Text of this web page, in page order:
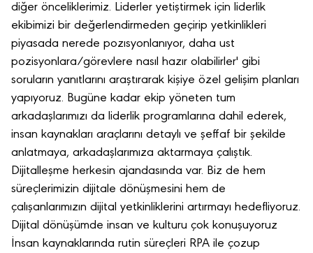
diğer önceliklerimiz. Liderler yetiştirmek için liderlik
ekibimizi bir değerlendirmeden geçirip yetkinlikleri
piyasada nerede pozısyonlanıyor, daha ust
pozisyonlara/görevlere nasıl hazır olabilirler' gibi
soruların yanıtlarını araştırarak kişiye özel gelişim planları
yapıyoruz. Bugüne kadar ekip yöneten tum
arkadaşlarımızı da liderlik programlarına dahil ederek,
insan kaynakları araçlarını detaylı ve şeffaf bir şekilde
anlatmaya, arkadaşlarımıza aktarmaya çalıştık.
Dijitalleşme herkesin ajandasında var. Biz de hem
süreçlerimizin dijitale dönüşmesini hem de
çalışanlarımızın dijital yetkinliklerini artırmayı hedefliyoruz.
Dijital dönüşümde insan ve kulturu çok konuşuyoruz
İnsan kaynaklarında rutin süreçleri RPA ile çozup